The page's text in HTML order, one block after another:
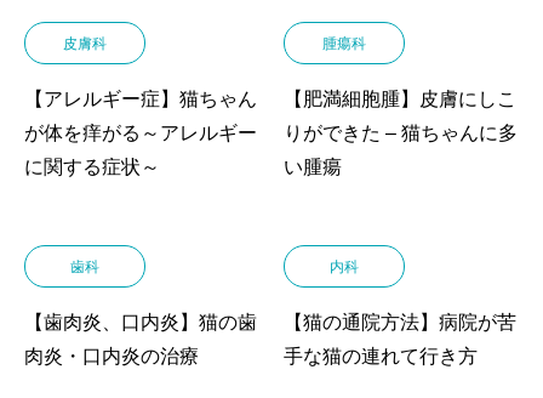
皮膚科
【アレルギー症】猫ちゃん
が体を痒がる～アレルギー
に関する症状～
腫瘍科
【肥満細胞腫】皮膚にしこ
りができた – 猫ちゃんに多
い腫瘍
歯科
【歯肉炎、口内炎】猫の歯
肉炎・口内炎の治療
内科
【猫の通院方法】病院が苦
手な猫の連れて行き方